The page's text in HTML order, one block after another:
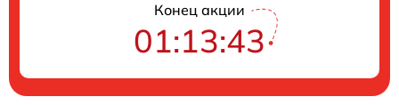
Конец акции
01:13:42